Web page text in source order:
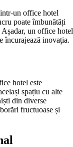
un office hotel
poate îmbunătăți
un office hotel
încurajează inovația.
hotel este
spațiu cu alte
din diverse
fructuoase și